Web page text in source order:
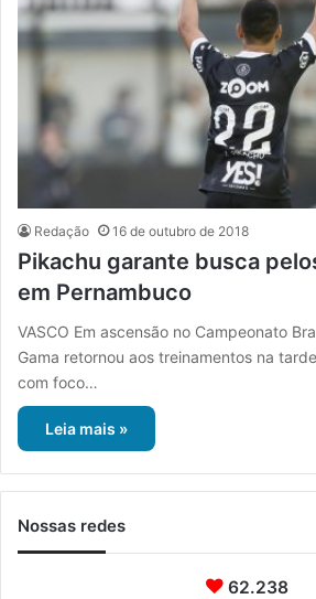
Redação 16 de outubro de 2018
Pikachu garante busca
em Pernambuco
VASCO Em ascensão no Campeonato
Gama retornou aos treinamentos na
com foco…
Leia mais »
Nossas redes
62.238